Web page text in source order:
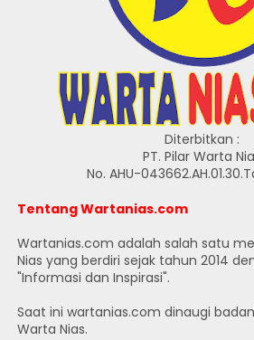
Diterbitkan :
PT. Pilar Warta
No. AHU-
Tentang Wartanias.com
Wartanias.com adalah salah satu
Nias yang berdiri sejak tahun 2014
"Informasi dan Inspirasi".
Saat ini wartanias.com dinaugi
Warta Nias.